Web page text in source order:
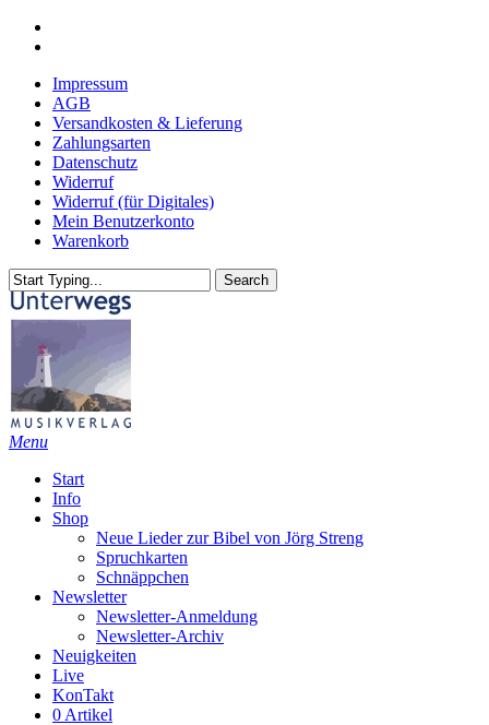
Skip
contentImpressum
AGB
Versandkosten & Lieferung
Zahlungsarten
Datenschutz
Widerruf
Widerruf (für Digitales)
Mein Benutzerkonto
Warenkorb
Search
Close
Search
search
Menu
Start
Info
Shop
Neue Lieder zur Bibel von Jörg Streng
Spruchkarten
Schnäppchen
Newsletter
Newsletter-Anmeldung
Newsletter-Archiv
Neuigkeiten
Live
KonTakt
0 Artikel